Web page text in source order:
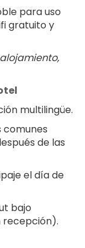
para uso
gratuito y
multilingüe.
comunes
de las
el día de
bajo
recepción).